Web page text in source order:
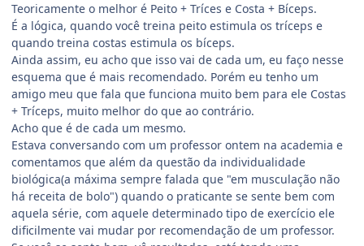
Teoricamente o melhor é Peito + Tríces e Costa + Bíceps.
É a lógica, quando você treina peito estimula os tríceps e
quando treina costas estimula os bíceps.
Ainda assim, eu acho que isso vai de cada um, eu faço nesse
esquema que é mais recomendado. Porém eu tenho um
amigo meu que fala que funciona muito bem para ele Costas
+ Tríceps, muito melhor do que ao contrário.
Acho que é de cada um mesmo.
Estava conversando com um professor ontem na academia e
comentamos que além da questão da individualidade
biológica(a máxima sempre falada que "em musculação não
há receita de bolo") quando o praticante se sente bem com
aquela série, com aquele determinado tipo de exercício ele
dificilmente vai mudar por recomendação de um professor.